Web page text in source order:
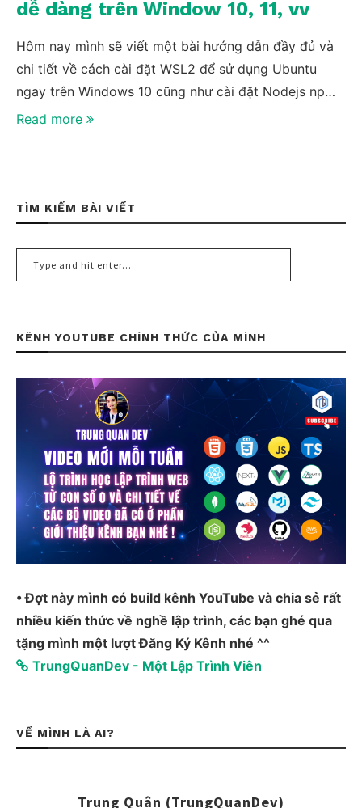
dễ dàng trên Window 10, 11, vv
Hôm nay mình sẽ viết một bài hướng dẫn đầy đủ và
chi tiết về cách cài đặt WSL2 để sử dụng Ubuntu
ngay trên Windows 10 cũng như cài đặt Nodejs npm,
yarn, git, ssh… nhé.
Read more
TÌM KIẾM BÀI VIẾT
KÊNH YOUTUBE CHÍNH THỨC CỦA MÌNH
• Đợt này mình có build kênh YouTube và chia sẻ rất
nhiều kiến thức về nghề lập trình, các bạn ghé qua
tặng mình một lượt Đăng Ký Kênh nhé ^^
TrungQuanDev - Một Lập Trình Viên
VỀ MÌNH LÀ AI?
Trung Quân (TrungQuanDev)